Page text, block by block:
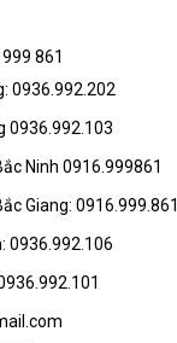
861
0936.992.202
0936.992.103
Ninh 0916.999861
Giang: 0916.999.861
0936.992.106